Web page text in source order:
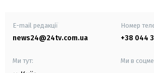
E-mail редакції
news24@24tv.com.ua
Номер
+38 044
Ми тут: Ми в